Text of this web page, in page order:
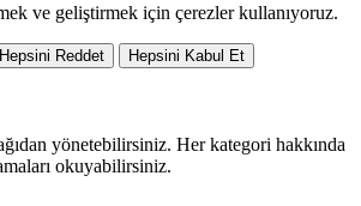
ve geliştirmek için çerezler kullanıyoruz.
Hepsini Reddet Hepsini Kabul Et
yönetebilirsiniz. Her kategori hakkında
okuyabilirsiniz.